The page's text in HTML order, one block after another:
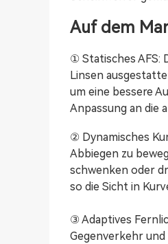
Auf dem
① Statisches AFS:
Linsen
um eine bessere
Anpassung an die
② Dynamisches
Abbiegen zu
schwenken oder
so die Sicht in
③ Adaptives
Gegenverkehr